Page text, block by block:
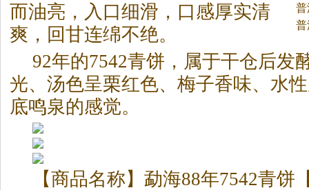
茶
而油亮，入口细滑，口感厚实清
爽，回甘连绵不绝。
92年的7542青饼，属于干仓后发
光、汤色呈栗红色、梅子香味、水
底鸣泉的感觉。
【商品名称】勐海88年7542青饼